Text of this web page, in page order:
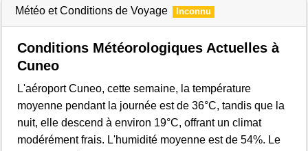
Météo et Conditions de Voyage Inconnu
Conditions Météorologiques Actuelles à
Cuneo
L'aéroport Cuneo, cette semaine, la température
moyenne pendant la journée est de 36°C, tandis que la
nuit, elle descend à environ 19°C, offrant un climat
modérément frais. L'humidité moyenne est de 54%. Le